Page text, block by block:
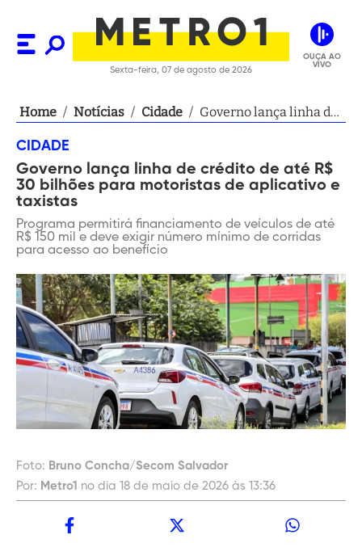
Sexta-feira, 07 de agosto de 2026
OUÇA AO
VIVO
Home / Notícias / Cidade / Governo lança linha de
de aplicativo e taxistas
CIDADE
Governo lança linha de crédito de até R$
30 bilhões para motoristas de aplicativo e
taxistas
Programa permitirá financiamento de veículos de até
R$ 150 mil e deve exigir número mínimo de corridas
para acesso ao benefício
Foto: Bruno Concha/Secom Salvador
Por: Metro1 no dia 18 de maio de 2026 às 13:36